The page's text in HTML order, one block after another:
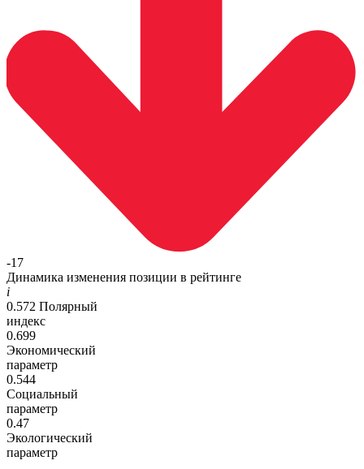
-17
Динамика изменения позиции в рейтинге
i
0.572 Полярный
индекс
0.699
Экономический
параметр
0.544
Социальный
параметр
0.47
Экологический
параметр